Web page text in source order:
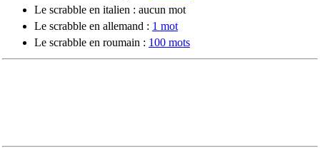
Le scrabble en italien : aucun mot
Le scrabble en allemand : 1 mot
Le scrabble en roumain : 100 mots